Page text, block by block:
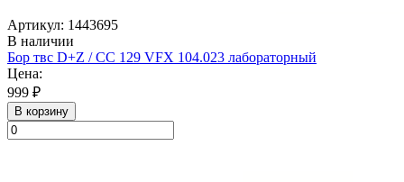
Артикул: 1443695
В наличии
Бор твс D+Z / CC 129 VFX 104.023 лабораторный
Цена:
999 ₽
В корзину